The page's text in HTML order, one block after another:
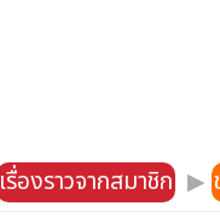
เรื่องราวจากสมาชิก ▶